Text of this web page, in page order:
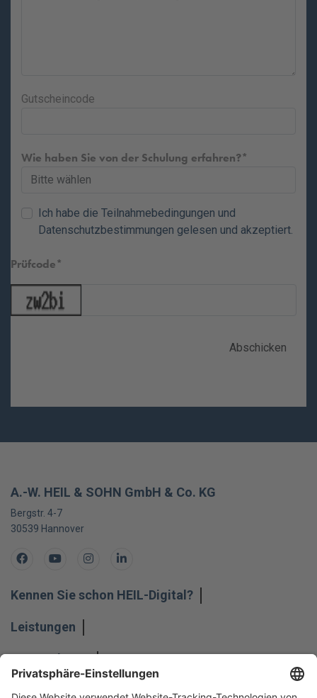
Gutscheincode
Wie haben Sie von der Schulung erfahren?
Ich habe die Teilnahmebedingungen und
Datenschutzbestimmungen gelesen und akzeptiert.
Prüfcode
Abschicken
A.-W. HEIL & SOHN GmbH & Co. KG
Bergstr. 4-7
30539 Hannover
FacebookYoutubeInstagramLinkedIn
Kennen Sie schon HEIL-Digital?
Leistungen
Unternehmen